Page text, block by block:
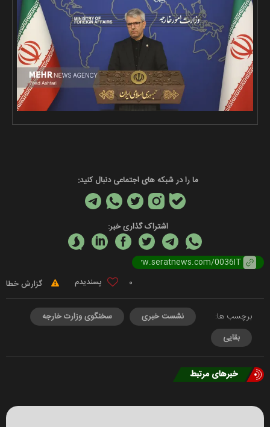
ما را در شبکه های اجتماعی دنبال کنید:
اشتراک گذاری خبر:
0 گزارش خطا
برچسب ها: نشست خبری
سخنگوی وزارت خارجه
بقایی
خبرهای مرتبط